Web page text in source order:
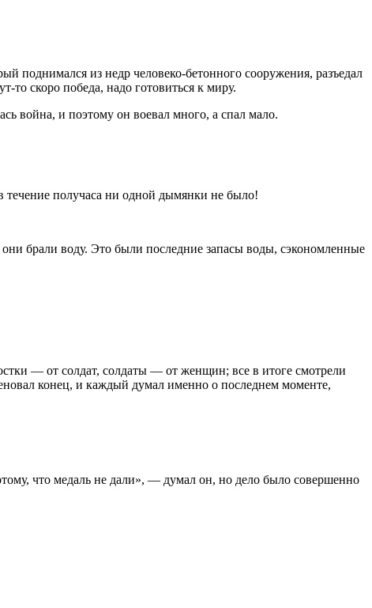
поднимался из недр человеко-бетонного сооружения, разъедал
то скоро победа, надо готовиться к миру.
война, и поэтому он воевал много, а спал мало.
получаса ни одной дымянки не было!
брали воду. Это были последние запасы воды, сэкономленные
ки — от солдат, солдаты — от женщин; все в итоге смотрели
конец, и каждый думал именно о последнем моменте,
что медаль не дали», — думал он, но дело было совершенно